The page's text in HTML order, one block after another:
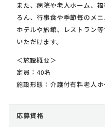
また、病院や老人ホーム、
ろん、行事食や季節毎のメ
ホテルや旅館、レストラン
いただけます。
＜施設概要＞
定員：40名
施設形態：介護付有料老人ホ
応募資格